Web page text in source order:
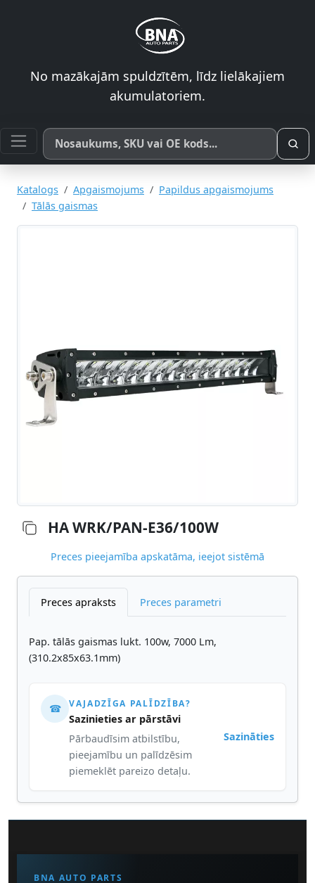
No mazākajām spuldzītēm, līdz lielākajiem
akumulatoriem.
Meklēt pēc produkta nosaukuma, SKU vai OE koda
Katalogs Apgaismojums
Papildus apgaismojums
Tālās gaismas
HA WRK/PAN-E36/100W
Preces pieejamība apskatāma, ieejot sistēmā
Preces apraksts Preces parametri
Pap. tālās gaismas lukt. 100w, 7000 Lm,
(310.2x85x63.1mm)
☎ VAJADZĪGA PALĪDZĪBA?
Sazinieties ar pārstāvi
Pārbaudīsim atbilstību,
pieejamību un palīdzēsim
piemeklēt pareizo detaļu.
Sazināties
BNA AUTO PARTS